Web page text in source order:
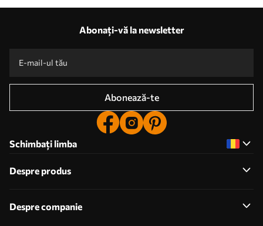
Abonați-vă la newsletter
Abonează-te
Schimbați limba
Despre produs
Despre companie